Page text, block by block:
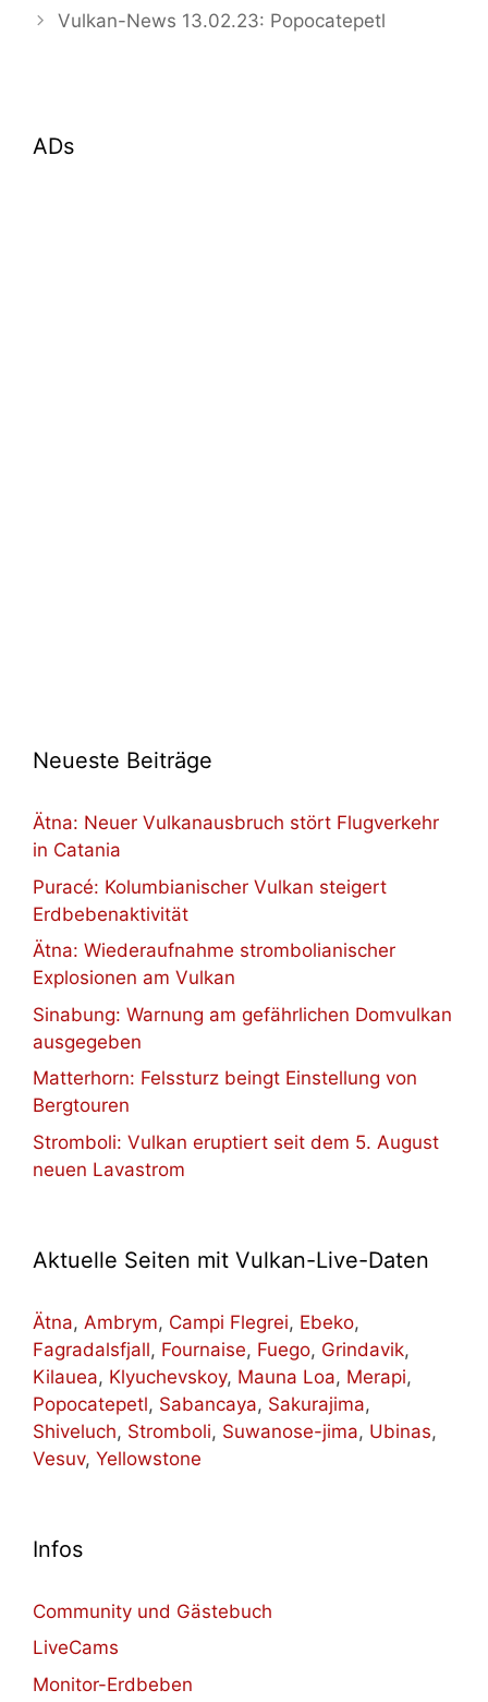
Vulkan-News 13.02.23: Popocatepetl
ADs
Neueste Beiträge
Ätna: Neuer Vulkanausbruch stört Flugverkehr
in Catania
Puracé: Kolumbianischer Vulkan steigert
Erdbebenaktivität
Ätna: Wiederaufnahme strombolianischer
Explosionen am Vulkan
Sinabung: Warnung am gefährlichen Domvulkan
ausgegeben
Matterhorn: Felssturz beingt Einstellung von
Bergtouren
Stromboli: Vulkan eruptiert seit dem 5. August
neuen Lavastrom
Aktuelle Seiten mit Vulkan-Live-Daten
Ätna, Ambrym, Campi Flegrei, Ebeko,
Fagradalsfjall, Fournaise, Fuego, Grindavik,
Kilauea, Klyuchevskoy, Mauna Loa, Merapi,
Popocatepetl, Sabancaya, Sakurajima,
Shiveluch, Stromboli, Suwanose-jima, Ubinas,
Vesuv, Yellowstone
Infos
Community und Gästebuch
LiveCams
Monitor-Erdbeben